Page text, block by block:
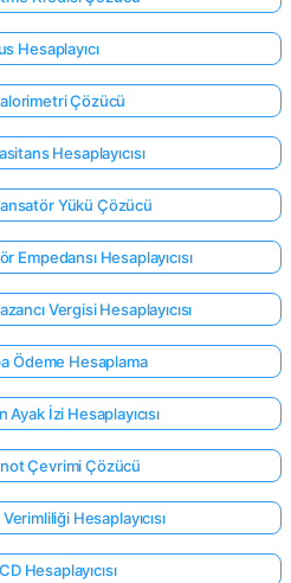
Hesaplayıcı
Çözücü
Hesaplayıcısı
Yükü Çözücü
Empedansı Hesaplayıcısı
Vergisi Hesaplayıcısı
Ödeme Hesaplama
İzi Hesaplayıcısı
Çevrimi Çözücü
Hesaplayıcısı
Hesaplayıcısı